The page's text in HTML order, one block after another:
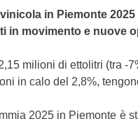
in Piemonte 2025
in movimento e nuove
milioni di ettolitri (tra -
in calo del 2,8%,
2025 in Piemonte è